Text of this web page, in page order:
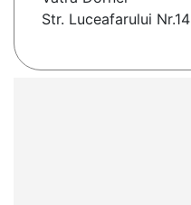
Str. Luceafarului Nr.14